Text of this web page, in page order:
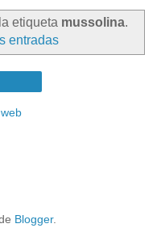
etiqueta mussolina.
entradas
Blogger.